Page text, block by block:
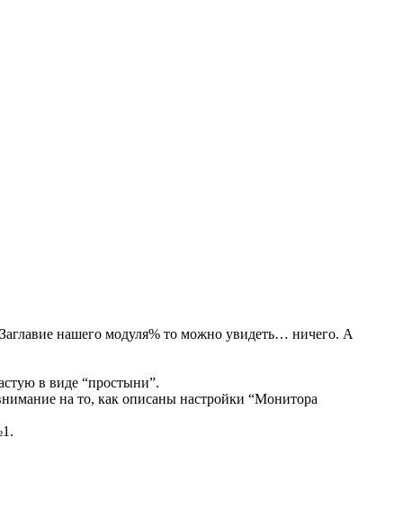
нашего модуля% то можно увидеть… ничего. А
в виде “простыни”.
на то, как описаны настройки “Монитора